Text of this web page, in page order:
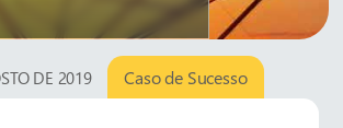
DE 2019 Caso de Sucesso